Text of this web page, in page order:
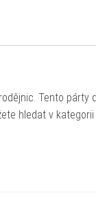
Tento párty
hledat v